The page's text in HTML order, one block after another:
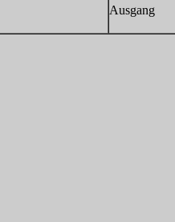
Ausgang